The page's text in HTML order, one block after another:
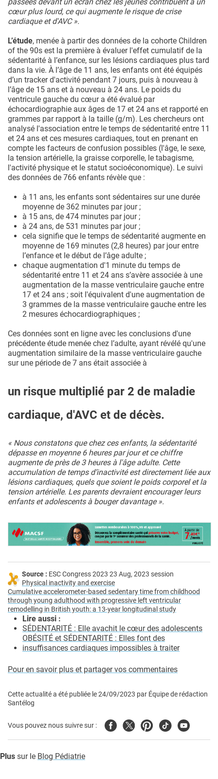
cœur plus lourd, ce qui augmente le risque de crise
cardiaque et d'AVC ».
L’étude, menée à partir des données de la cohorte Children
of the 90s est la première à évaluer l'effet cumulatif de la
sédentarité à l’enfance, sur les lésions cardiaques plus tard
dans la vie. À l’âge de 11 ans, les enfants ont été équipés
d’un tracker d'activité pendant 7 jours, puis à nouveau à
l’âge de 15 ans et à nouveau à 24 ans. Le poids du
ventricule gauche du cœur a été évalué par
échocardiographie aux âges de 17 et 24 ans et rapporté en
grammes par rapport à la taille (g/m). Les chercheurs ont
analysé l'association entre le temps de sédentarité entre 11
et 24 ans et ces mesures cardiaques, tout en prenant en
compte les facteurs de confusion possibles (l'âge, le sexe,
la tension artérielle, la graisse corporelle, le tabagisme,
l'activité physique et le statut socioéconomique). Le suivi
des données de 766 enfants révèle que :
à 11 ans, les enfants sont sédentaires sur une durée
moyenne de 362 minutes par jour ;
à 15 ans, de 474 minutes par jour ;
à 24 ans, de 531 minutes par jour ;
cela signifie que le temps de sédentarité augmente en
moyenne de 169 minutes (2,8 heures) par jour entre
l’enfance et le début de l’âge adulte ;
chaque augmentation d'1 minute du temps de
sédentarité entre 11 et 24 ans s’avère associée à une
augmentation de la masse ventriculaire gauche entre
17 et 24 ans ; soit l'équivalent d'une augmentation de
3 grammes de la masse ventriculaire gauche entre les
2 mesures échocardiographiques ;
Ces données sont en ligne avec les conclusions d'une
précédente étude menée chez l’adulte, ayant révélé qu'une
augmentation similaire de la masse ventriculaire gauche
sur une période de 7 ans était associée à
un risque multiplié par 2 de maladie
cardiaque, d'AVC et de décès.
« Nous constatons que chez ces enfants, la sédentarité
dépasse en moyenne 6 heures par jour et ce chiffre
augmente de près de 3 heures à l'âge adulte. Cette
accumulation de temps d’inactivité est directement liée aux
lésions cardiaques, quels que soient le poids corporel et la
tension artérielle. Les parents devraient encourager leurs
enfants et adolescents à bouger davantage ».
Source : ESC Congress 2023 23 Aug, 2023 session
Physical inactivity and exercise
Cumulative accelerometer-based sedentary time from childhood
through young adulthood with progressive left ventricular
remodelling in British youth: a 13-year longitudinal study
Lire aussi :
SÉDENTARITÉ : Elle avachit le cœur des adolescents
OBÉSITÉ et SÉDENTARITÉ : Elles font des
insuffisances cardiaques impossibles à traiter
Pour en savoir plus et partager vos commentaires
Cette actualité a été publiée le24/09/2023 par Équipe de rédaction
Santélog
Vous pouvez nous suivre sur : FacebookTwitterPinterest
TiktokYoutube
Plus sur le Blog Pédiatrie